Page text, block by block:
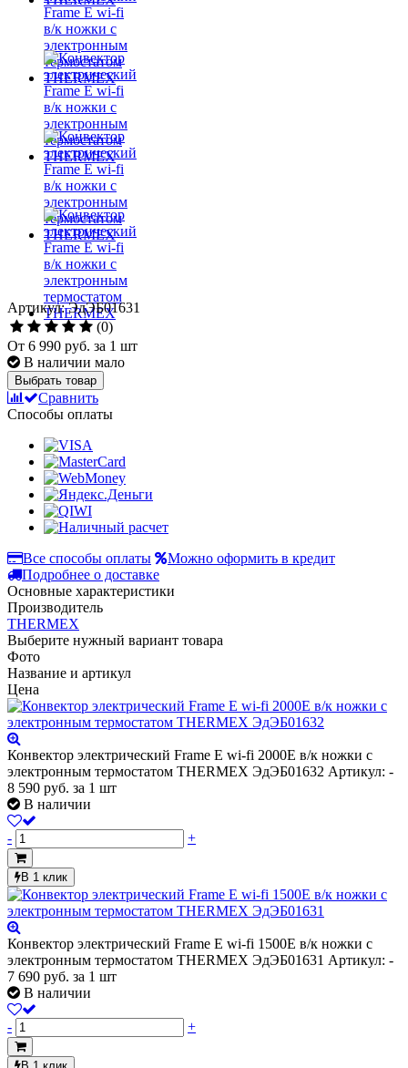
Артикул: ЭдЭБ01631
(0)
От 6 990 руб. за 1 шт
В наличии мало
Выбрать товар
Сравнить
Способы оплаты
Все способы оплаты
Можно оформить в кредит
Подробнее о доставке
Основные характеристики
Производитель
THERMEX
Выберите нужный вариант товара
Фото
Название и артикул
Цена
Конвектор электрический Frame E wi-fi 2000E в/к ножки с
электронным термостатом THERMEX ЭдЭБ01632 Артикул: -
8 590 руб. за 1 шт
В наличии
- +
В 1 клик
Конвектор электрический Frame E wi-fi 1500E в/к ножки с
электронным термостатом THERMEX ЭдЭБ01631 Артикул: -
7 690 руб. за 1 шт
В наличии
- +